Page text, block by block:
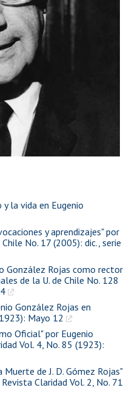
la vida en Eugenio
y aprendizajes" por
No. 17 (2005): dic., serie
González Rojas como rector
de la U. de Chile No. 128
González Rojas en
Mayo 12
Oficial" por Eugenio
Vol. 4, No. 85 (1923):
de J. D. Gómez Rojas"
Claridad Vol. 2, No. 71